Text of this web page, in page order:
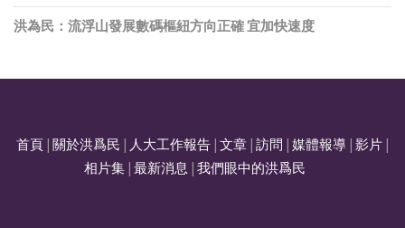
洪為民：流浮山發展數碼樞紐方向正確 宜加快速度
首頁 關於洪爲民 人大工作報告 文章 訪問 媒體報導 影片
相片集| 最新消息 我們眼中的洪爲民